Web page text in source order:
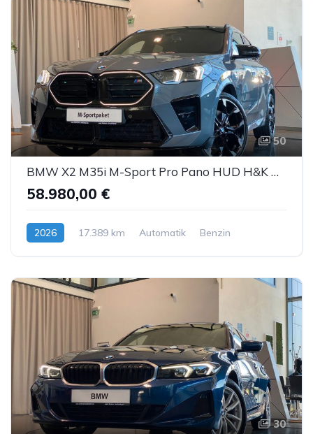
50
BMW X2 M35i M-Sport Pro Pano HUD H&K AHK ACC 360°
58.980,00 €
2026 17.389 km Automatik Benzin
30